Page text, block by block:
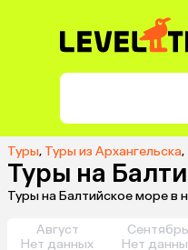
Туры, Туры из Архангельска,
Туры на
Туры на Балтийское море в
Август
Нет данных
Сентябрь
Нет